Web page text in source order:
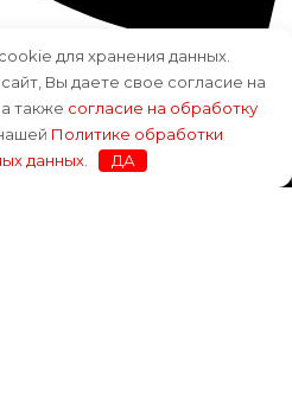
для хранения данных.
Вы даете свое согласие на
также согласие на обработку
Политике обработки
данных. ДА